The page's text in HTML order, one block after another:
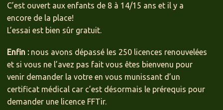
C’est ouvert aux enfants de 8 à 14/15 ans et il y a
encore de la place!
L’essai est bien sûr gratuit.
Enfin :nous avons dépassé les 250 licences renouvelées
et si vous ne l’avez pas fait vous êtes bienvenu pour
venir demander la votre en vous munissant d’un
certificat médical car c’est désormais le prérequis pour
demander une licence FFTir.